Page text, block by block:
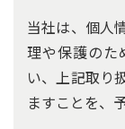
当社は、個人
理や保護のた
い、上記取り
ますことを、